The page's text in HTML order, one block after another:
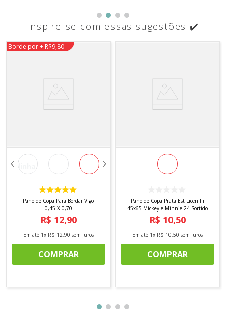
Inspire-se com essas sugestões ✔️
Borde por + R$9,80
Pano de Copa Para Bordar Vigo
0,45 X 0,70
R$ 12,90
Em até 1x R$ 12,90 sem juros
COMPRAR
Pano de Copa Prata Est Licen Iii
45x65 Mickey e Minnie 24 Sortido
R$ 10,50
Em até 1x R$ 10,50 sem juros
COMPRAR